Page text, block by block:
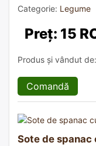
Categorie: Legume
Preț: 15
Produs și vândut de:
Comandă
Sote de